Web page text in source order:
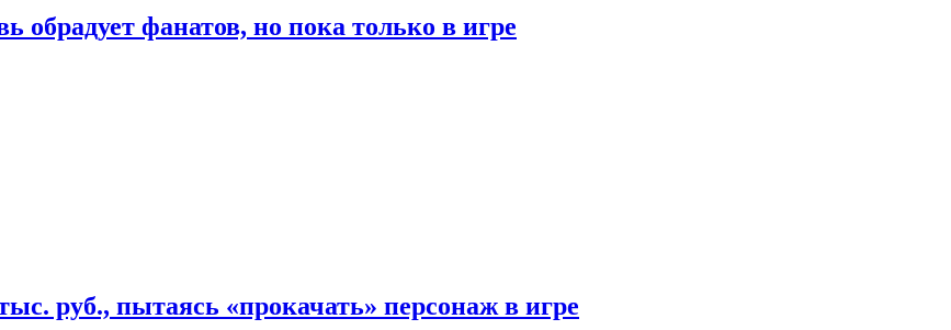
обрадует фанатов, но пока только в игре
руб., пытаясь «прокачать» персонаж в игре